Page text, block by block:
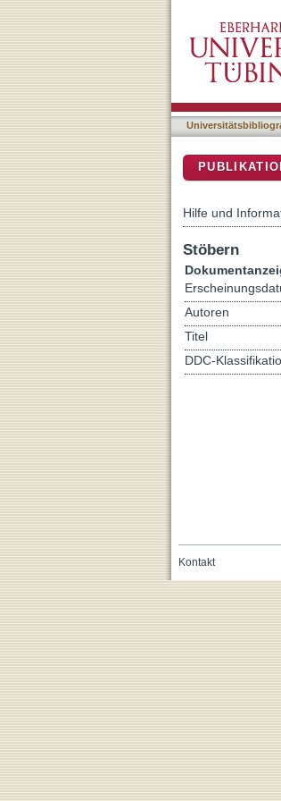
Now you
to angry
Hilfe und
Stöbern
Autoren
Titel
DDC-
Kontakt